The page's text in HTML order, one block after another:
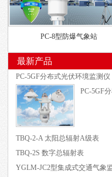
PC-8型防爆气象站
最新产品
PC-5GF分布式光伏环境监测仪
PC-5GF
TBQ-2-A 太阳总辐射A级表
TBQ-2S 数字总辐射表
YGLM-JC2型集成式交通气象